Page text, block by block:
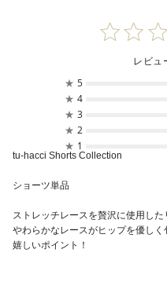
レビュ
★ 5
★ 4
★ 3
★ 2
★ 1
tu-hacci Shorts Collection
ショーツ単品
ストレッチレースを贅沢に使用した
やわらかなレースがヒップを優し
嬉しいポイント！